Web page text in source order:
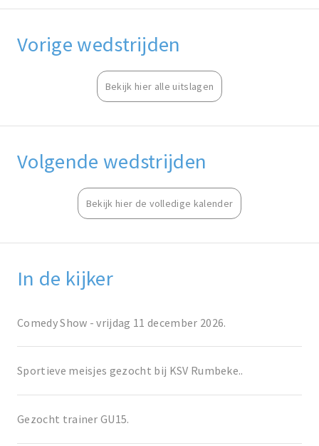
Vorige wedstrijden
Bekijk hier alle uitslagen
Volgende wedstrijden
Bekijk hier de volledige kalender
In de kijker
Comedy Show - vrijdag 11 december 2026.
Sportieve meisjes gezocht bij KSV Rumbeke..
Gezocht trainer GU15.